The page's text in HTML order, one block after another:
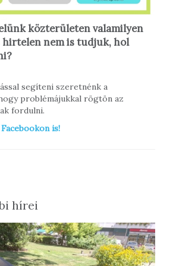
közterületen valamilyen
hirtelen nem is tudjuk, hol
segíteni szeretnénk a
problémájukkal rögtön az
fordulni.
is!
hírei